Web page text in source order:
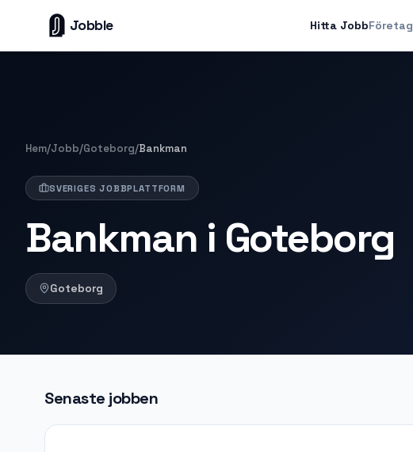
Jobble Hitta JobbFöretag
Hem/Jobb/Goteborg/Bankman
SVERIGES JOBBPLATTFORM
Bankman i Goteborg
Goteborg
Senaste jobben